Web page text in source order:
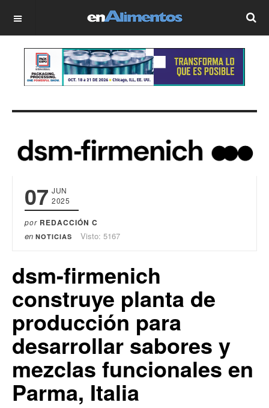
OFF CANVAS
07 JUN
2025
por REDACCIÓN C
en NOTICIAS Visto: 5167
dsm-firmenich
construye planta de
producción para
desarrollar sabores y
mezclas funcionales en
Parma, Italia